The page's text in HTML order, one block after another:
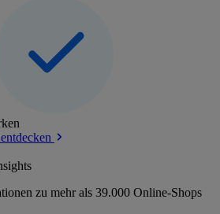
zu mehr als 39.000 Online-Shops